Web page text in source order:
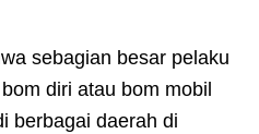
sebagian besar pelaku
diri atau bom mobil
berbagai daerah di